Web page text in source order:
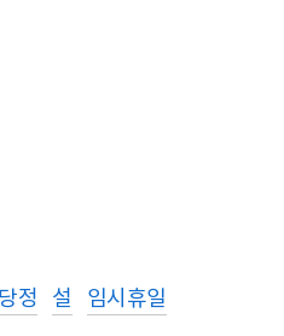
당정 설 임시휴일